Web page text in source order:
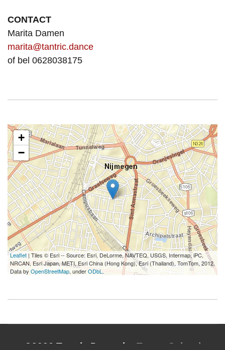
CONTACT
Marita Damen
marita@tantric.dance
of bel 0628038175
+
−
Leaflet | Tiles © Esri -- Source: Esri, DeLorme, NAVTEQ, USGS, Intermap, iPC,
NRCAN, Esri Japan, METI, Esri China (Hong Kong), Esri (Thailand), TomTom, 2012.
Data by OpenStreetMap, underODbL .
©2026 Tantric Dance by Tantra School